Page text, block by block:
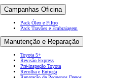
Campanhas Oficina
Pack Óleo e Filtro
Pack Travões e Embraiagem
Manutenção e Reparação
Toyota 5+
Revisão Express
Pré-inspeção Toyota
Recolha e Entrega